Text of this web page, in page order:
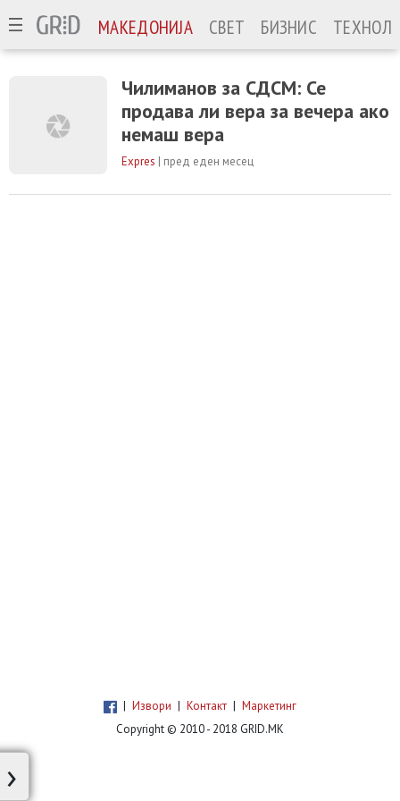
МАКЕДОНИЈА СВЕТ БИЗНИС
Чилиманов за СДСМ: Се
продава ли вера за вечера ако
немаш вера
Expres | пред еден месец
| Извори | Контакт | Маркетинг
Copyright © 2010 - 2018 GRID.MK
›